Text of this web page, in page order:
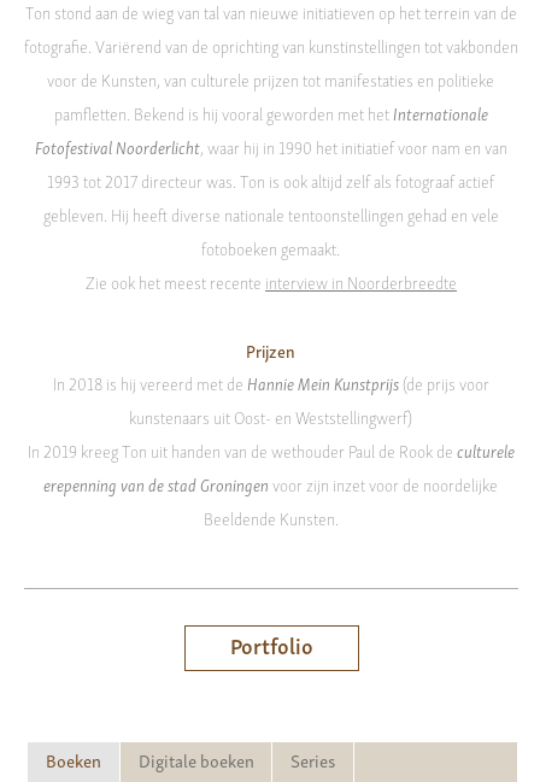
Ton stond aan de wieg van tal van nieuwe initiatieven op het terrein van de
fotografie. Variërend van de oprichting van kunstinstellingen tot vakbonden
voor de Kunsten, van culturele prijzen tot manifestaties en politieke
pamfletten. Bekend is hij vooral geworden met hetInternationale
Fotofestival Noorderlicht, waar hij in 1990 het initiatief voor nam en van
1993 tot 2017 directeur was. Ton is ook altijd zelf als fotograaf actief
gebleven. Hij heeft diverse nationale tentoonstellingen gehad en vele
fotoboeken gemaakt.
Zie ook het meest recente interview in Noorderbreedte
Prijzen
In 2018 is hij vereerd met de Hannie Mein Kunstprijs(de prijs voor
kunstenaars uit Oost- en Weststellingwerf)
In 2019 kreeg Ton uit handen van de wethouder Paul de Rook de culturele
erepenning van de stad Groningen voor zijn inzet voor de noordelijke
Beeldende Kunsten.
Portfolio
Boeken Digitale boeken Series